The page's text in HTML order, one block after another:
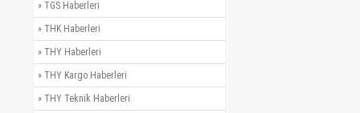
» TGS Haberleri
» THK Haberleri
» THY Haberleri
» THY Kargo Haberleri
» THY Teknik Haberleri